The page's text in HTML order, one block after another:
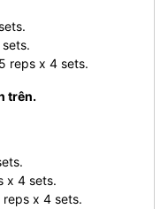
reps x 4 sets.
trên.
x 4 sets.
x 4 sets.